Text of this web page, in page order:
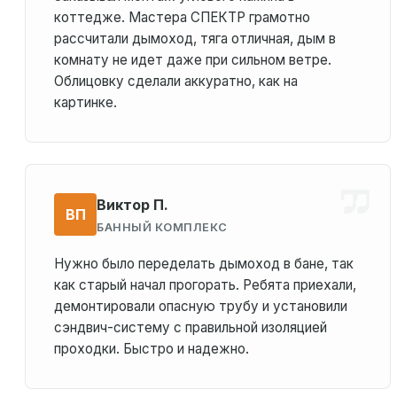
коттедже. Мастера СПЕКТР грамотно
рассчитали дымоход, тяга отличная, дым в
комнату не идет даже при сильном ветре.
Облицовку сделали аккуратно, как на
картинке.
ВП
Виктор П.
БАННЫЙ КОМПЛЕКС
Нужно было переделать дымоход в бане, так
как старый начал прогорать. Ребята приехали,
демонтировали опасную трубу и установили
сэндвич-систему с правильной изоляцией
проходки. Быстро и надежно.